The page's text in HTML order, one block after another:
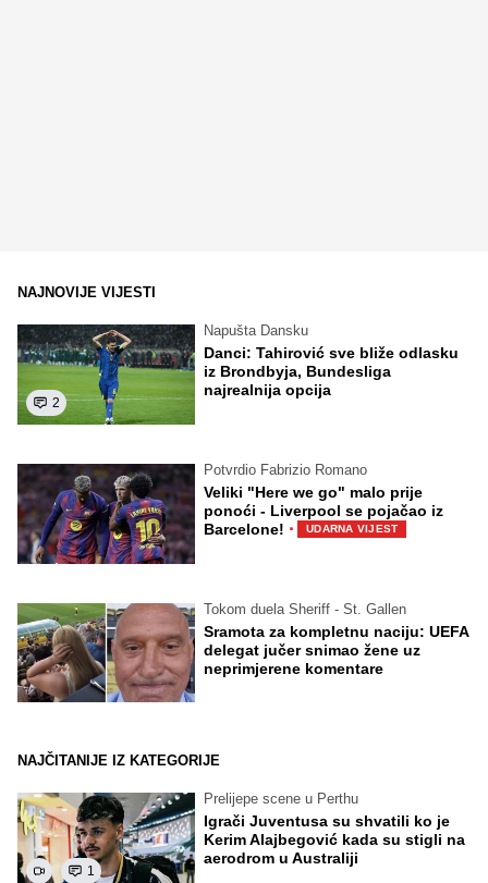
NAJNOVIJE VIJESTI
2
Napušta Dansku
Danci: Tahirović sve bliže odlasku
iz Brondbyja, Bundesliga
najrealnija opcija
Potvrdio Fabrizio Romano
Veliki "Here we go" malo prije
ponoći - Liverpool se pojačao iz
Barcelone! · UDARNA VIJEST
Tokom duela Sheriff - St. Gallen
Sramota za kompletnu naciju: UEFA
delegat jučer snimao žene uz
neprimjerene komentare
NAJČITANIJE IZ KATEGORIJE
1
Prelijepe scene u Perthu
Igrači Juventusa su shvatili ko je
Kerim Alajbegović kada su stigli na
aerodrom u Australiji